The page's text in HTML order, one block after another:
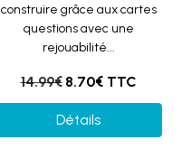
construire grâce aux cartes
questions avec une
rejouabilité...
14.99€ 8.70€ TTC
Détails